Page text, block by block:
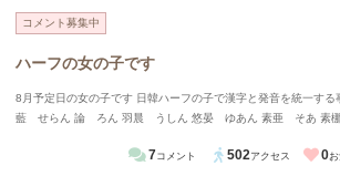
コメント募集中
ハーフの女の子です
8月予定日の女の子です 日韓ハーフの子で漢字と発音を統一する
藍 せらん 論 ろん 羽晨 うしん 悠晏 ゆあん 素亜 そあ 素
7コメント 502 アクセス 0